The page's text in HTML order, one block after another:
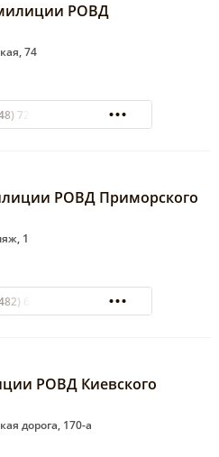
РОВД
74
725-09-46
РОВД Приморского
1
68-52-36
РОВД Киевского
дорога, 170-а